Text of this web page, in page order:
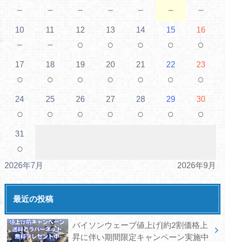
－ － － － － － －
10
－
11
－
12
○
13
○
14
○
15
○
16
○
17
○
18
○
19
○
20
○
21
○
22
○
23
○
24
○
25
○
26
○
27
○
28
○
29
○
30
○
31
○
2026年7月 2026年9月
最近の投稿
バイソンウェーブ値上げ|約2割価格上
昇に伴い期間限定キャンペーン実施中